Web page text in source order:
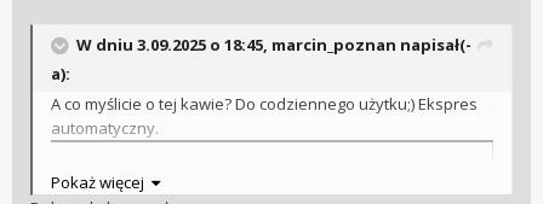
W dniu 3.09.2025 o 18:45, marcin_poznan napisał(-
a):
A co myślicie o tej kawie? Do codziennego użytku;) Ekspres
automatyczny.
Pokaż więcej